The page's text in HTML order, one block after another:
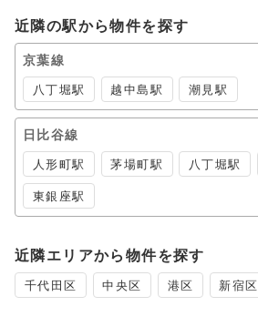
近隣の駅から物件を探す
京葉線
八丁堀駅 越中島駅 潮見駅
日比谷線
人形町駅 茅場町駅 八丁堀駅
東銀座駅
近隣エリアから物件を探す
千代田区 中央区 港区 新宿区